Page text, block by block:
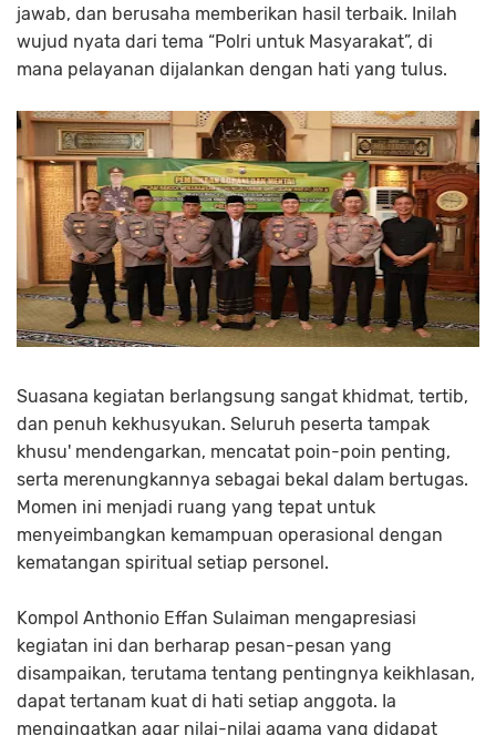
jawab, dan berusaha memberikan hasil terbaik. Inilah
wujud nyata dari tema “Polri untuk Masyarakat”, di
mana pelayanan dijalankan dengan hati yang tulus.
Suasana kegiatan berlangsung sangat khidmat, tertib,
dan penuh kekhusyukan. Seluruh peserta tampak
khusu' mendengarkan, mencatat poin-poin penting,
serta merenungkannya sebagai bekal dalam bertugas.
Momen ini menjadi ruang yang tepat untuk
menyeimbangkan kemampuan operasional dengan
kematangan spiritual setiap personel.
Kompol Anthonio Effan Sulaiman mengapresiasi
kegiatan ini dan berharap pesan-pesan yang
disampaikan, terutama tentang pentingnya keikhlasan,
dapat tertanam kuat di hati setiap anggota. Ia
mengingatkan agar nilai-nilai agama yang didapat